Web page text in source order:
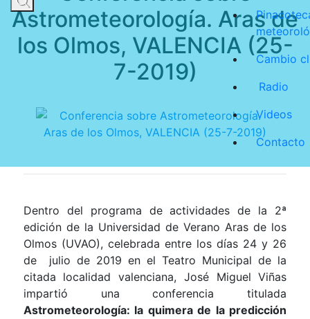
Cambio
Radio
Videos
Contacto
Astrometeorología. Aras de
los Olmos, VALENCIA (25-
7-2019)
Dentro del programa de actividades de la 2ª
edición de la Universidad de Verano Aras de los
Olmos (UVAO), celebrada entre los días 24 y 26
de julio de 2019 en el Teatro Municipal de la
citada localidad valenciana, José Miguel Viñas
impartió una conferencia titulada
Astrometeorología: la quimera de la predicción